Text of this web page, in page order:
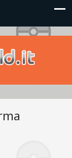
e Nintendo